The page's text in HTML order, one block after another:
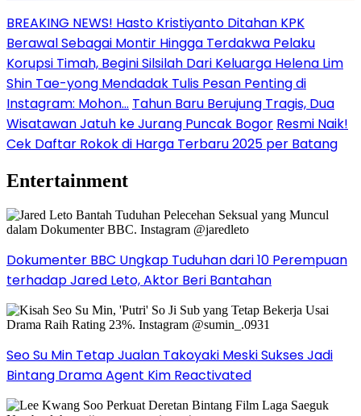
BREAKING NEWS! Hasto Kristiyanto Ditahan KPK
Berawal Sebagai Montir Hingga Terdakwa Pelaku
Korupsi Timah, Begini Silsilah Dari Keluarga Helena Lim
Shin Tae-yong Mendadak Tulis Pesan Penting di
Instagram: Mohon… Tahun Baru Berujung Tragis, Dua
Wisatawan Jatuh ke Jurang Puncak Bogor Resmi Naik!
Cek Daftar Rokok di Harga Terbaru 2025 per Batang
Entertainment
Dokumenter BBC Ungkap Tuduhan dari 10 Perempuan
terhadap Jared Leto, Aktor Beri Bantahan
Seo Su Min Tetap Jualan Takoyaki Meski Sukses Jadi
Bintang Drama Agent Kim Reactivated